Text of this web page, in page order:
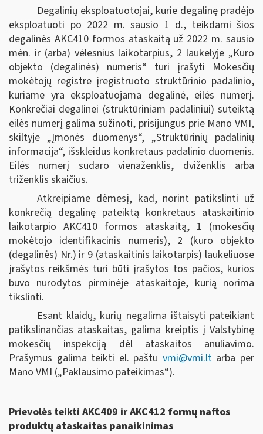
Degalinių eksploatuotojai, kurie degalinę pradėjo
eksploatuoti po 2022 m. sausio 1 d., teikdami šios
degalinės AKC410 formos ataskaitą už 2022 m. sausio
mėn. ir (arba) vėlesnius laikotarpius, 2 laukelyje „Kuro
objekto (degalinės) numeris“ turi įrašyti Mokesčių
mokėtojų registre įregistruoto struktūrinio padalinio,
kuriame yra eksploatuojama degalinė, eilės numerį.
Konkrečiai degalinei (struktūriniam padaliniui) suteiktą
eilės numerį galima sužinoti, prisijungus prie Mano VMI,
skiltyje „Įmonės duomenys“, „Struktūrinių padalinių
informacija“, išskleidus konkretaus padalinio duomenis.
Eilės numerį sudaro vienaženklis, dviženklis arba
triženklis skaičius.
Atkreipiame dėmesį, kad, norint patikslinti už
konkrečią degalinę pateiktą konkretaus ataskaitinio
laikotarpio AKC410 formos ataskaitą, 1 (mokesčių
mokėtojo identifikacinis numeris), 2 (kuro objekto
(degalinės) Nr.) ir 9 (ataskaitinis laikotarpis) laukeliuose
įrašytos reikšmės turi būti įrašytos tos pačios, kurios
buvo nurodytos pirminėje ataskaitoje, kurią norima
tikslinti.
Esant klaidų, kurių negalima ištaisyti pateikiant
patikslinančias ataskaitas, galima kreiptis į Valstybinę
mokesčių inspekciją dėl ataskaitos anuliavimo.
Prašymus galima teikti el. paštu vmi@vmi.ltarba per
Mano VMI („Paklausimo pateikimas“).
Prievolės teikti AKC409 ir AKC412 formų naftos
produktų ataskaitas panaikinimas